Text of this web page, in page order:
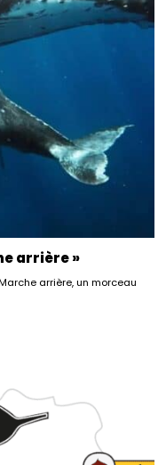
arrière »
arrière, un morceau